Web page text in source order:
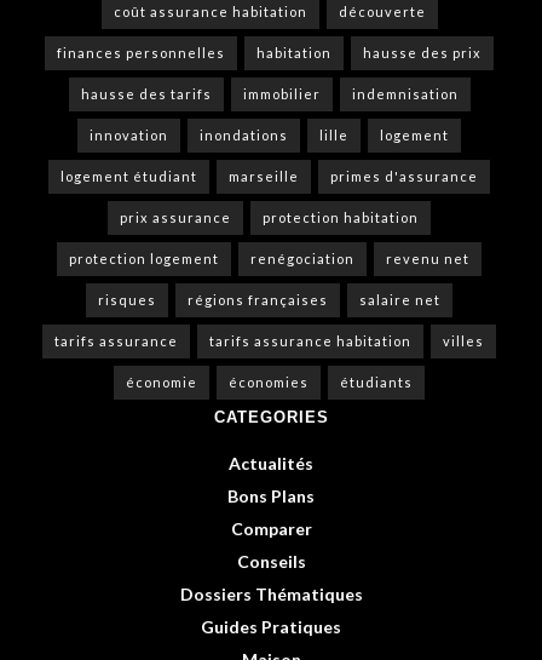
coût assurance habitation découverte
finances personnelles habitation hausse des prix
hausse des tarifs immobilier indemnisation
innovation inondations lille logement
logement étudiant marseille primes d'assurance
prix assurance protection habitation
protection logement renégociation revenu net
risques régions françaises salaire net
tarifs assurance tarifs assurance habitation villes
économie économies étudiants
CATEGORIES
Actualités
Bons Plans
Comparer
Conseils
Dossiers Thématiques
Guides Pratiques